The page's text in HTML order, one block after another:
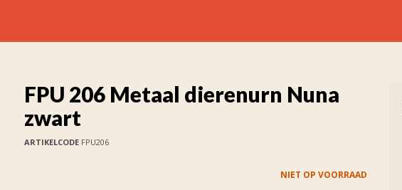
FPU 206 Metaal dierenurn Nuna
zwart
ARTIKELCODEFPU206
NIET OP VOORRAAD